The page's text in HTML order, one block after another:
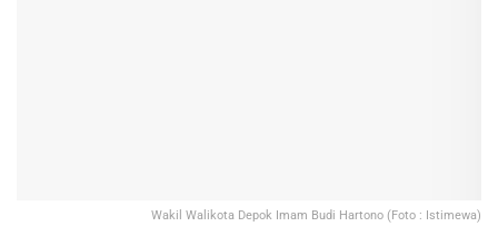
Wakil Walikota Depok Imam Budi Hartono (Foto : Istimewa)